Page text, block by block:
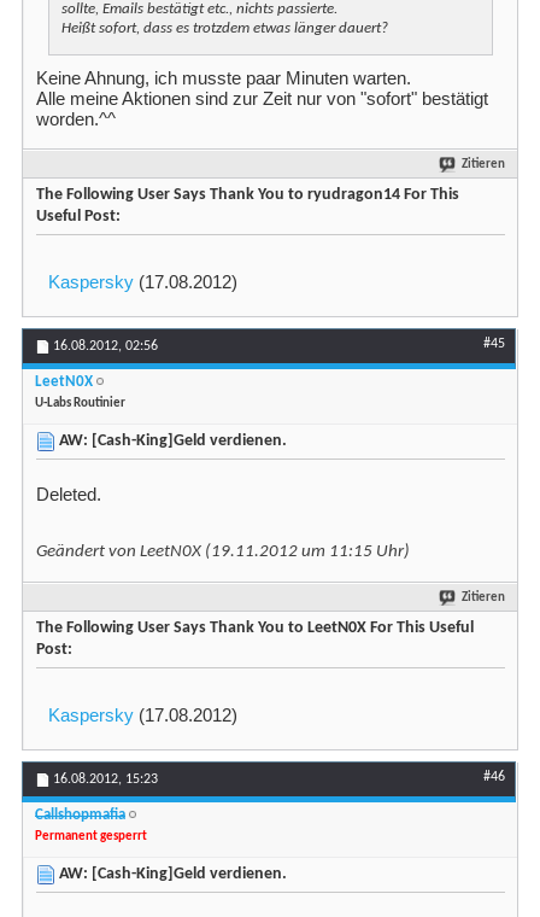
sollte, Emails bestätigt etc., nichts passierte.
Heißt sofort, dass es trotzdem etwas länger dauert?
Keine Ahnung, ich musste paar Minuten warten.
Alle meine Aktionen sind zur Zeit nur von "sofort" bestätigt
worden.^^
Zitieren
The Following User Says Thank You to ryudragon14 For This
Useful Post:
Kaspersky (17.08.2012)
16.08.2012, 02:56 #45
LeetN0X
U-Labs Routinier
AW: [Cash-King]Geld verdienen.
Deleted.
Geändert von LeetN0X (19.11.2012 um 11:15 Uhr)
Zitieren
The Following User Says Thank You to LeetN0X For This Useful
Post:
Kaspersky (17.08.2012)
16.08.2012, 15:23 #46
Callshopmafia
Permanent gesperrt
AW: [Cash-King]Geld verdienen.